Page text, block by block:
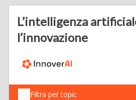
L’intelligenza
l’innovazione
Filtra per topic